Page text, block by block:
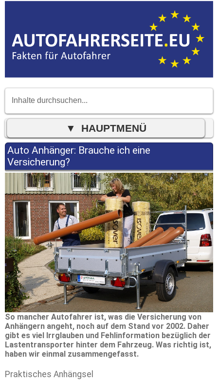
Auto Anhänger: Brauche ich eine
Versicherung?
So mancher Autofahrer ist, was die Versicherung von
Anhängern angeht, noch auf dem Stand vor 2002. Daher
gibt es viel Irrglauben und Fehlinformation bezüglich der
Lastentransporter hinter dem Fahrzeug. Was richtig ist,
haben wir einmal zusammengefasst.
Praktisches Anhängsel